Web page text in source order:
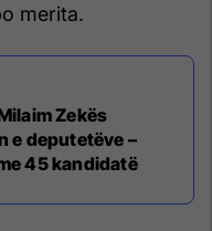
merita.
Zekës
e deputetëve –
45 kandidatë